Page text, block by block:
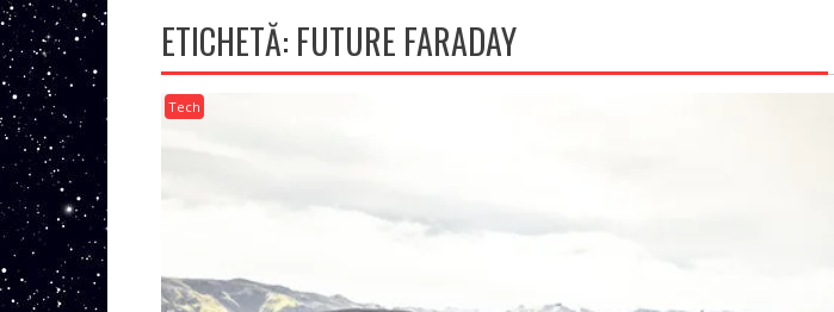
ETICHETĂ: FUTURE FARADAY
Tech